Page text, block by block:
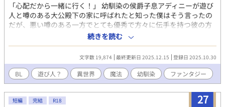
「心配だから一緒に行く！」 幼馴染の侯爵子息アディニーが遊び
人と噂のある大公殿下の家に呼ばれたと知った僕はそう言ったの
だが、悪い噂のある一方でとても優秀で方々に伝手を持つ彼の方
の下に侍れれば将来は安泰だとも言われている大公の屋敷に初め
て行くのに、招待されていない者を連れて行くのは心象が悪いと
ド正論で断られてしまう。 「あのね、デュオニーソスは連れて行
けないの」 何度目かの呼び出しの時、アディニーは僕にそう言っ
た。 「殿下は、今はデュオニーソスに会いたくないって」 そん
な・・・昔はあんなに優しかったのに・・・。 僕、殿下に嫌われ
ちゃったの？ 実は粘着系殿下×健気系貴族子息のファンタジーBL
です。
続きを読む
文字数 19,874 最終更新日 2025.12.15 登録日 2025.10.30
BL 遊び人？ 異世界 魔法 幼馴染 ファンタジー
27
短編 完結 R18